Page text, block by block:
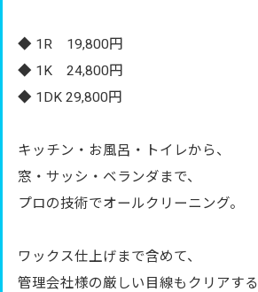
◆ 1R 19,800円
◆ 1K 24,800円
◆ 1DK 29,800円
キッチン・お風呂・トイレから、
窓・サッシ・ベランダまで、
プロの技術でオールクリーニング。
ワックス仕上げまで含めて、
管理会社様の厳しい目線もクリアする